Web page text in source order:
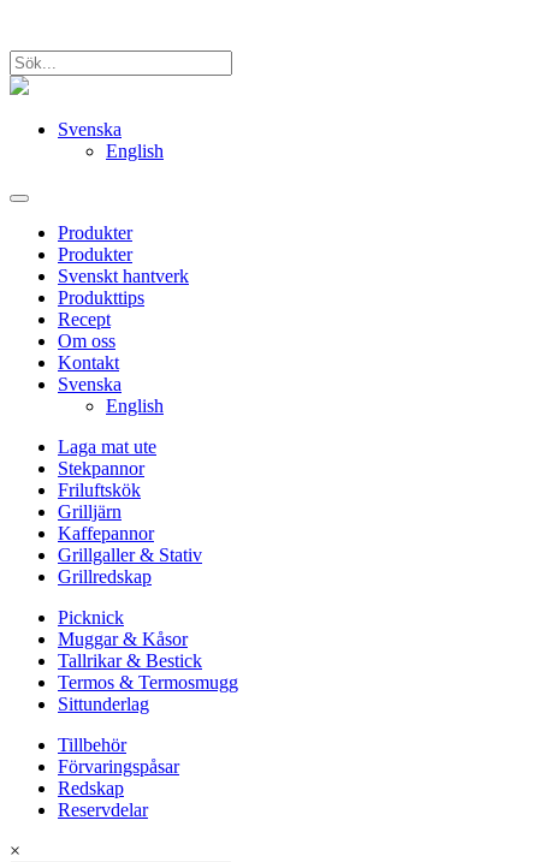
Svenska
English
Produkter
Produkter
Svenskt hantverk
Produkttips
Recept
Om oss
Kontakt
Svenska
English
Laga mat ute
Stekpannor
Friluftskök
Grilljärn
Kaffepannor
Grillgaller & Stativ
Grillredskap
Picknick
Muggar & Kåsor
Tallrikar & Bestick
Termos & Termosmugg
Sittunderlag
Tillbehör
Förvaringspåsar
Redskap
Reservdelar
×